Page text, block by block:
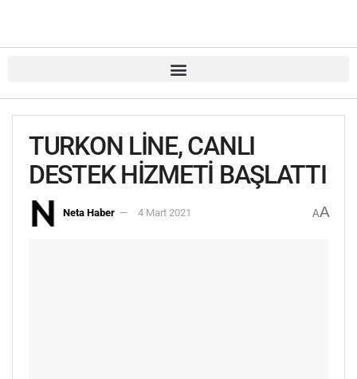
TURKON LİNE, CANLI
DESTEK HİZMETİ BAŞLATTI
Neta Haber 4 Mart 2021 AA